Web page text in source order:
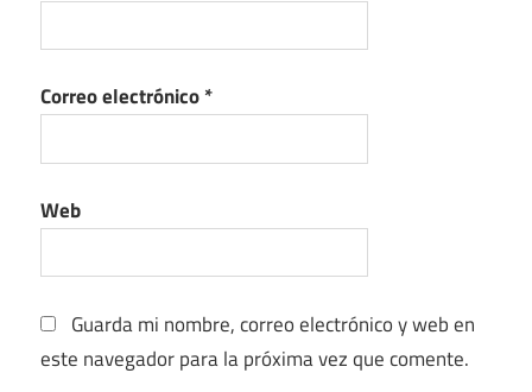
Correo electrónico*
Web
Guarda mi nombre, correo electrónico y web en
este navegador para la próxima vez que comente.